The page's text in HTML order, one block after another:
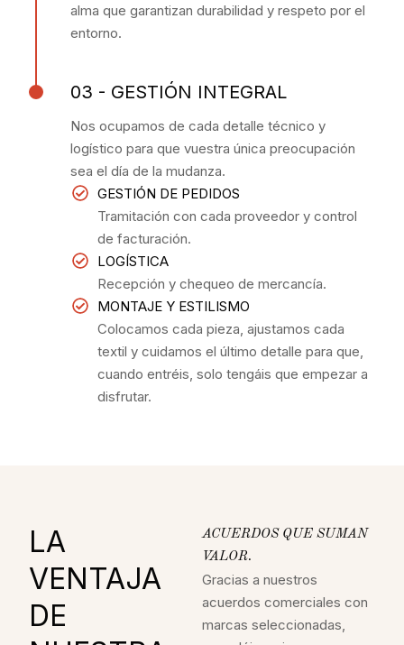
alma que garantizan durabilidad y respeto por el
entorno.
03 - GESTIÓN INTEGRAL
Nos ocupamos de cada detalle técnico y
logístico para que vuestra única preocupación
sea el día de la mudanza.
GESTIÓN DE PEDIDOS
Tramitación con cada proveedor y control
de facturación.
LOGÍSTICA
Recepción y chequeo de mercancía.
MONTAJE Y ESTILISMO
Colocamos cada pieza, ajustamos cada
textil y cuidamos el último detalle para que,
cuando entréis, solo tengáis que empezar a
disfrutar.
LA
VENTAJA
DE
ACUERDOS QUE SUMAN
VALOR.
Gracias a nuestros
acuerdos comerciales con
marcas seleccionadas,